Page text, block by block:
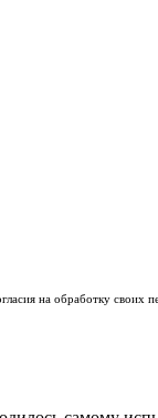
на обработку